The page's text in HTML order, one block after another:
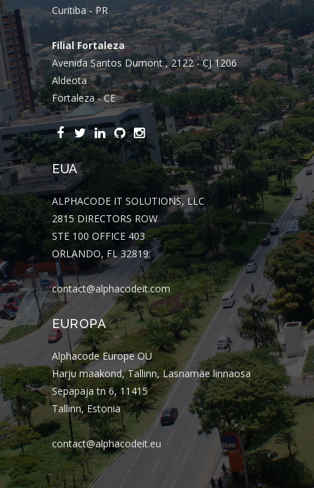
Curitiba - PR
Filial Fortaleza
Avenida Santos Dumont , 2122 - CJ 1206
Aldeota
Fortaleza - CE
EUA
ALPHACODE IT SOLUTIONS, LLC
2815 DIRECTORS ROW
STE 100 OFFICE 403
ORLANDO, FL 32819
contact@alphacodeit.com
EUROPA
Alphacode Europe OÜ
Harju maakond, Tallinn, Lasnamäe linnaosa
Sepapaja tn 6, 11415
Tallinn, Estonia
contact@alphacodeit.eu